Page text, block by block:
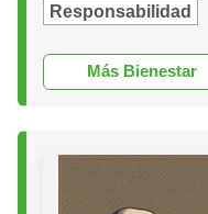
Responsabilidad
Más Bienestar